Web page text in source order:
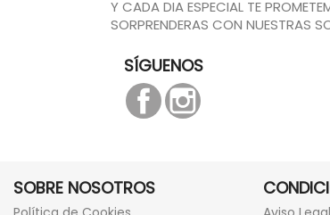
Y CADA DIA ESPECIAL TE
SORPRENDERAS CON NUESTRAS
SÍGUENOS
FacebookInstagram
SOBRE NOSOTROS